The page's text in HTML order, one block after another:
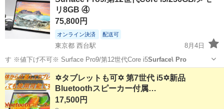
リ8GB ④
75,800円
オンライン決済 配送可
東京都 西台駅
8月4日
す ※値下げ不可※ Surface Pro9/第12世代Core i5Surface\ Pro
東京 板橋区 西台駅 タブレットPC Surface Pro
✡️タブレットも可✡️ 第7世代 i5✡新品
Bluetoothスピーカー付属…
17,500円